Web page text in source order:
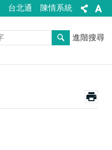
台北通 陳情系統
進階搜尋